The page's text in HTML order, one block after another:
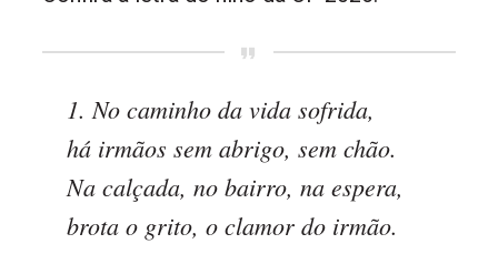
1. No caminho da vida sofrida,
há irmãos sem abrigo, sem chão.
Na calçada, no bairro, na espera,
brota o grito, o clamor do irmão.